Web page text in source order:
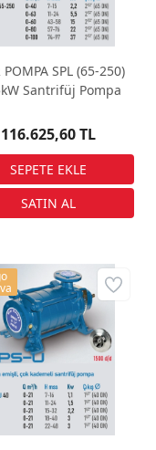
POMPA SPL (65-250)
Santrifüj Pompa
116.625,60 TL